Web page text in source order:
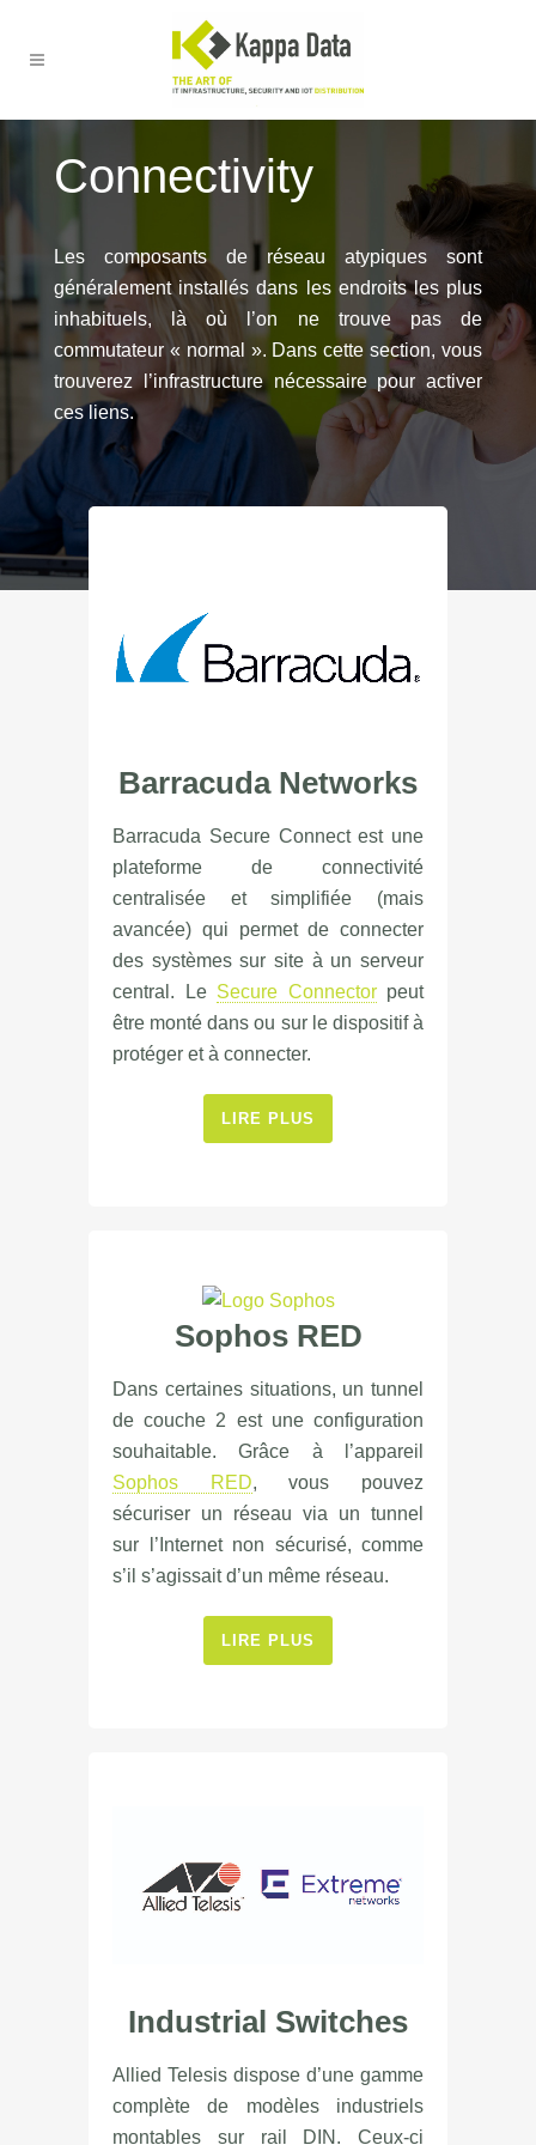
Connectivity
Les composants de réseau atypiques sont
généralement installés dans les endroits les plus
inhabituels, là où l’on ne trouve pas de
commutateur « normal ». Dans cette section, vous
trouverez l’infrastructure nécessaire pour activer
ces liens.
Barracuda Networks
Barracuda Secure Connect est une
plateforme de connectivité
centralisée et simplifiée (mais
avancée) qui permet de connecter
des systèmes sur site à un serveur
central. Le Secure Connectorpeut
être monté dans ou sur le dispositif à
protéger et à connecter.
LIRE PLUS
Sophos RED
Dans certaines situations, un tunnel
de couche 2 est une configuration
souhaitable. Grâce à l’appareil
Sophos RED, vous pouvez
sécuriser un réseau via un tunnel
sur l’Internet non sécurisé, comme
s’il s’agissait d’un même réseau.
LIRE PLUS
Industrial Switches
Allied Telesis dispose d’une gamme
complète de modèles industriels
montables sur rail DIN. Ceux-ci